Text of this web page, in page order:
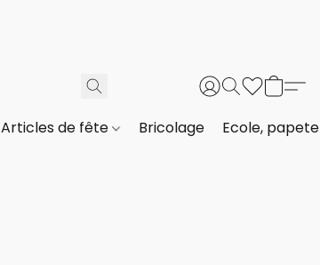
Articles de fête Bricolage Ecole,